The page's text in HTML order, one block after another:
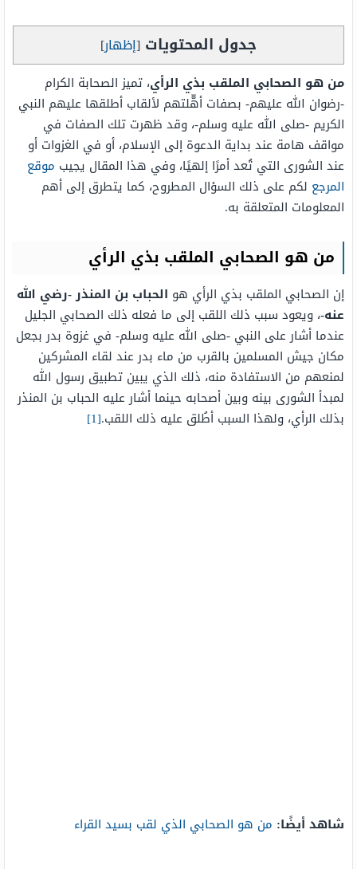
جدول المحتويات [إظهار]
من هو الصحابي الملقب بذي الرأي، تميز الصحابة الكرام
-رضوان الله عليهم- بصفات أهّّلتهم لألقاب أطلقها عليهم النبي
الكريم -صلى الله عليه وسلم-، وقد ظهرت تلك الصفات في
مواقف هامة عند بداية الدعوة إلى الإسلام، أو في الغزوات أو
عند الشورى التي تُعد أمرًا إلهيًا، وفي هذا المقال يجيب موقع
المرجع لكم على ذلك السؤال المطروح، كما يتطرق إلى أهم
المعلومات المتعلقة به.
من هو الصحابي الملقب بذي الرأي
إن الصحابي الملقب بذي الرأي هو الحباب بن المنذر -رضي الله
عنه-، ويعود سبب ذلك اللقب إلى ما فعله ذلك الصحابي الجليل
عندما أشار على النبي -صلى الله عليه وسلم- في غزوة بدر بجعل
مكان جيش المسلمين بالقرب من ماء بدر عند لقاء المشركين
لمنعهم من الاستفادة منه، ذلك الذي يبين تطبيق رسول الله
لمبدأ الشورى بينه وبين أصحابه حينما أشار عليه الحباب بن المنذر
بذلك الرأي، ولهذا السبب أطُلق عليه ذلك اللقب.[1]
شاهد أيضًا: من هو الصحابي الذي لقب بسيد القراء